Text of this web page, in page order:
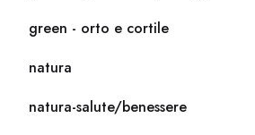
green - orto e cortile
natura
natura-salute/benessere